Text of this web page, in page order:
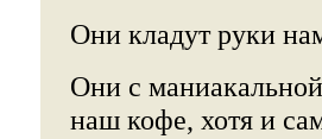
Они кладут руки
Они с
наш кофе, хотя и